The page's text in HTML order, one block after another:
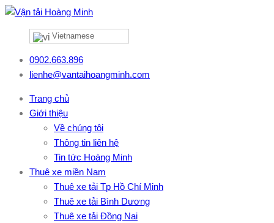
Vietnamese
0902.663.896
lienhe@vantaihoangminh.com
Trang chủ
Giới thiệu
Về chúng tôi
Thông tin liên hệ
Tin tức Hoàng Minh
Thuê xe miền Nam
Thuê xe tải Tp Hồ Chí Minh
Thuê xe tải Bình Dương
Thuê xe tải Đồng Nai